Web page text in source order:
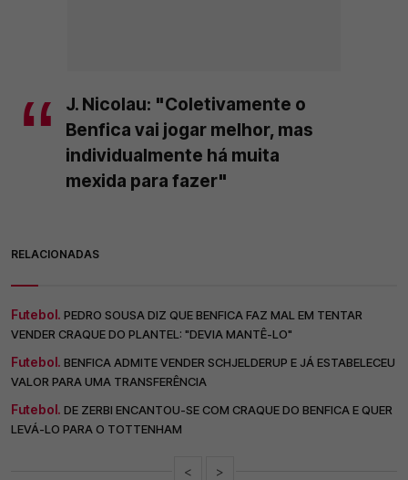
J. Nicolau: "Coletivamente o
Benfica vai jogar melhor, mas
individualmente há muita
mexida para fazer"
RELACIONADAS
Futebol. PEDRO SOUSA DIZ QUE BENFICA FAZ MAL EM TENTAR
VENDER CRAQUE DO PLANTEL: "DEVIA MANTÊ-LO"
Futebol. BENFICA ADMITE VENDER SCHJELDERUP E JÁ ESTABELECEU
VALOR PARA UMA TRANSFERÊNCIA
Futebol. DE ZERBI ENCANTOU-SE COM CRAQUE DO BENFICA E QUER
LEVÁ-LO PARA O TOTTENHAM
< >